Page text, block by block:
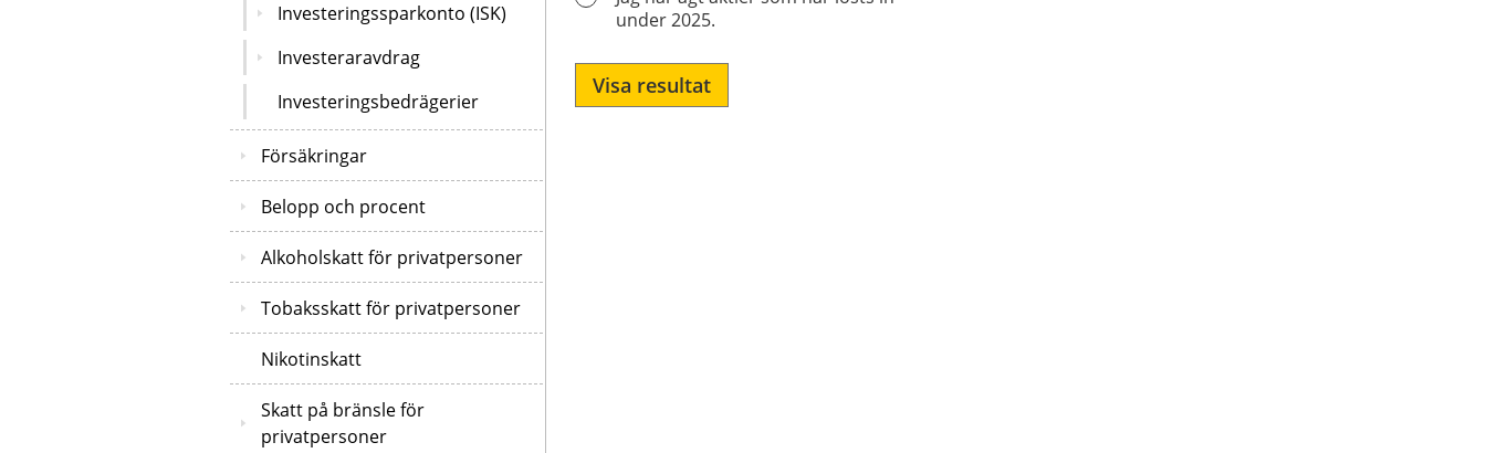
Investeringssparkonto (ISK)
Investeraravdrag
Investeringsbedrägerier
Försäkringar
Belopp och procent
Alkoholskatt för privatpersoner
Tobaksskatt för privatpersoner
Nikotinskatt
Skatt på bränsle för
privatpersoner
Visa resultat